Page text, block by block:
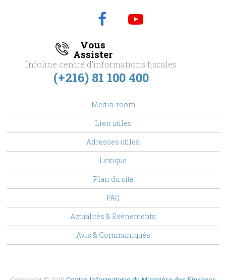
Vous
Assister
Infoline centre d'informations fiscales
(+216) 81 100 400
Media-room
Lien utiles
Adresses utiles
Lexique
Plan du site
FAQ
Actualités & Evénements
Avis & Communiqués